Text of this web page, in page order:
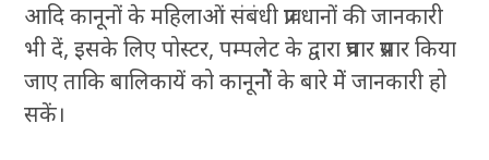
आदि कानूनों के महिलाओं संबंधी प्रावधानों की जानकारी
भी दें, इसके लिए पोस्टर, पम्पलेट के द्वारा प्रचार प्रसार किया
जाए ताकि बालिकायें को कानूनोें के बारे मेें जानकारी हो
सकें।